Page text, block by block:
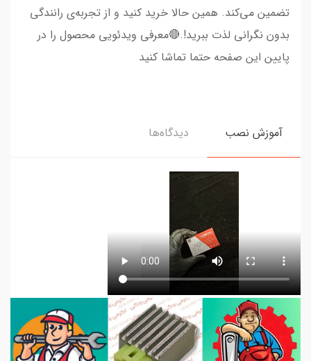
تضمین می‌کند. همین حالا خرید کنید و از تجربه‌ی رانندگی
بدون نگرانی لذت ببرید!.🔴معرفی ویدئویی محصول را در
پایین این صفحه حتما تماشا کنید
آموزش نصب دیدگاه‌ها